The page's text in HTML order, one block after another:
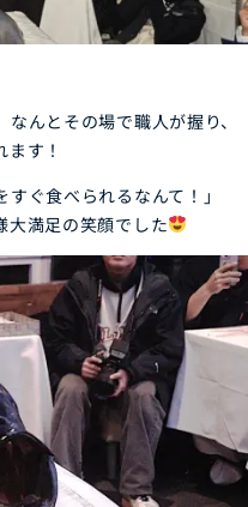
んとその場で職人が握り、
す！
ぐ食べられるなんて！」
大満足の笑顔でした